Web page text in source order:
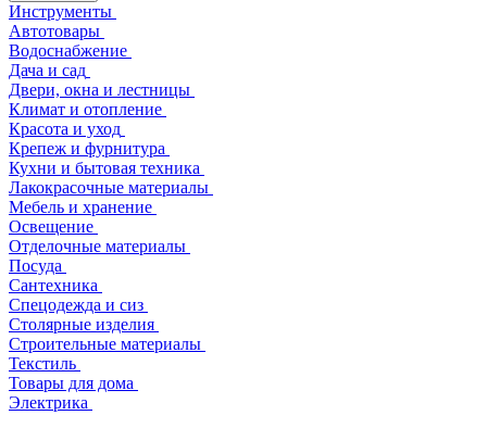
Инструменты
Автотовары
Водоснабжение
Дача и сад
Двери, окна и лестницы
Климат и отопление
Красота и уход
Крепеж и фурнитура
Кухни и бытовая техника
Лакокрасочные материалы
Мебель и хранение
Освещение
Отделочные материалы
Посуда
Сантехника
Спецодежда и сиз
Столярные изделия
Строительные материалы
Текстиль
Товары для дома
Электрика